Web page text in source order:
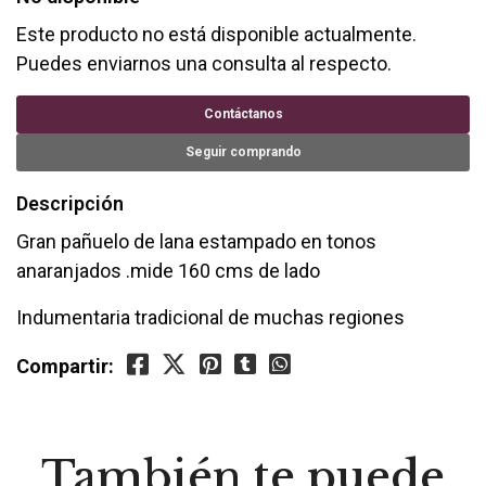
Este producto no está disponible actualmente.
Puedes enviarnos una consulta al respecto.
Contáctanos
Seguir comprando
Descripción
Gran pañuelo de lana estampado en tonos
anaranjados .mide 160 cms de lado
Indumentaria tradicional de muchas regiones
Compartir: